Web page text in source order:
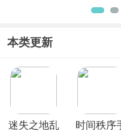
官方正版
本类更新
迷失之地乱
时间秩序